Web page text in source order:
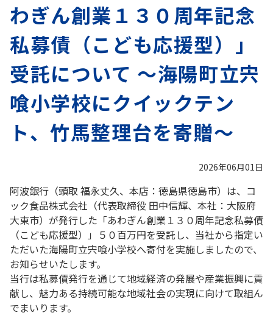
わぎん創業１３０周年記念
私募債（こども応援型）」
受託について ～海陽町立宍
喰小学校にクイックテン
ト、竹馬整理台を寄贈～
2026年06月01日
阿波銀行（頭取 福永丈久、本店：徳島県徳島市）は、コ
ック食品株式会社（代表取締役 田中信輝、本社：大阪府
大東市）が発行した「あわぎん創業１３０周年記念私募債
（こども応援型）」５０百万円を受託し、当社から指定い
ただいた海陽町立宍喰小学校へ寄付を実施しましたので、
お知らせいたします。
当行は私募債発行を通じて地域経済の発展や産業振興に貢
献し、魅力ある持続可能な地域社会の実現に向けて取組ん
でまいります。